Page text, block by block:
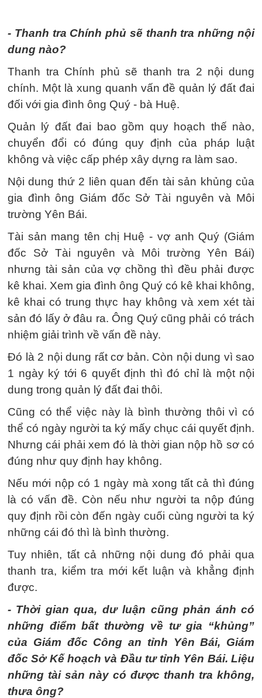
- Thanh tra Chính phủ sẽ thanh tra những nội
dung nào?
Thanh tra Chính phủ sẽ thanh tra 2 nội dung
chính. Một là xung quanh vấn đề quản lý đất đai
đối với gia đình ông Quý - bà Huệ.
Quản lý đất đai bao gồm quy hoạch thế nào,
chuyển đổi có đúng quy định của pháp luật
không và việc cấp phép xây dựng ra làm sao.
Nội dung thứ 2 liên quan đến tài sản khủng của
gia đình ông Giám đốc Sở Tài nguyên và Môi
trường Yên Bái.
Tài sản mang tên chị Huệ - vợ anh Quý (Giám
đốc Sở Tài nguyên và Môi trường Yên Bái)
nhưng tài sản của vợ chồng thì đều phải được
kê khai. Xem gia đình ông Quý có kê khai không,
kê khai có trung thực hay không và xem xét tài
sản đó lấy ở đâu ra. Ông Quý cũng phải có trách
nhiệm giải trình về vấn đề này.
Đó là 2 nội dung rất cơ bản. Còn nội dung vì sao
1 ngày ký tới 6 quyết định thì đó chỉ là một nội
dung trong quản lý đất đai thôi.
Cũng có thể việc này là bình thường thôi vì có
thể có ngày người ta ký mấy chục cái quyết định.
Nhưng cái phải xem đó là thời gian nộp hồ sơ có
đúng như quy định hay không.
Nếu mới nộp có 1 ngày mà xong tất cả thì đúng
là có vấn đề. Còn nếu như người ta nộp đúng
quy định rồi còn đến ngày cuối cùng người ta ký
những cái đó thì là bình thường.
Tuy nhiên, tất cả những nội dung đó phải qua
thanh tra, kiểm tra mới kết luận và khẳng định
được.
- Thời gian qua, dư luận cũng phản ánh có
những điểm bất thường về tư gia “khủng”
của Giám đốc Công an tỉnh Yên Bái, Giám
đốc Sở Kế hoạch và Đầu tư tỉnh Yên Bái. Liệu
những tài sản này có được thanh tra không,
thưa ông?